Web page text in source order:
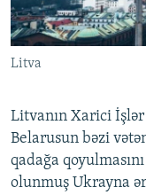
Litva
Litvanın Xarici
Belarusun bəzi
qadağa
olunmuş Ukrayna